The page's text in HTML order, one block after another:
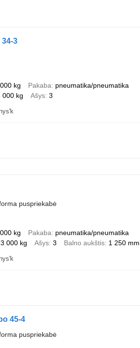
3
kg Pakaba
pneumatika/pneumatika
000 kg Ašys 3
puspriekabė
kg Pakaba
pneumatika/pneumatika
000 kg Ašys 3 Balno aukštis 1 250 mm
45-4
puspriekabė